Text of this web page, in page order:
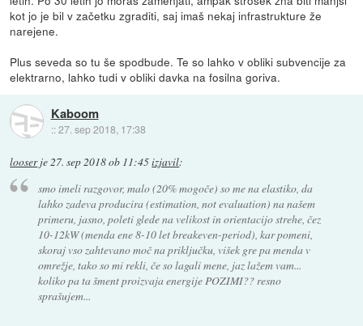
kot jo je bil v začetku zgraditi, saj imaš nekaj infrastrukture že
narejene.
Plus seveda so tu še spodbude. Te so lahko v obliki subvencije za
elektrarno, lahko tudi v obliki davka na fosilna goriva.
Kaboom
::27. sep 2018, 17:38
looserje27. sep 2018 ob 11:45izjavil:
smo imeli razgovor, malo (20% mogoče) so me na elastiko, da
lahko zadeva producira (estimation, not evaluation) na našem
primeru, jasno, poleti glede na velikost in orientacijo strehe, čez
10-12kW (menda ene 8-10 let breakeven-period), kar pomeni,
skoraj vso zahtevano moč na priključku, višek gre pa menda v
omrežje, tako so mi rekli, če so lagali mene, jaz lažem vam...
koliko pa ta šment proizvaja energije POZIMI?? resno
sprašujem...